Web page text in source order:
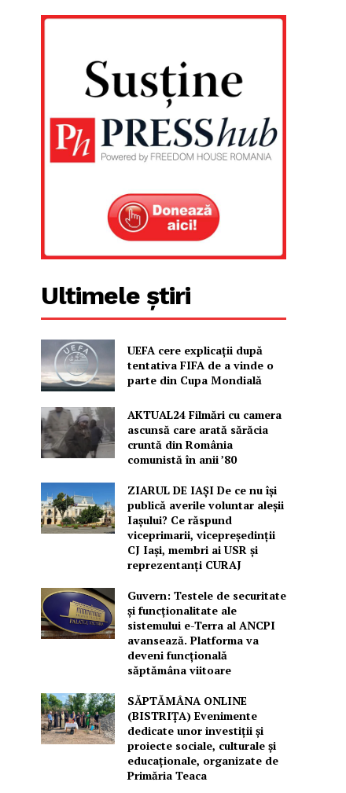
Ultimele știri
UEFA cere explicații după
tentativa FIFA de a vinde o
parte din Cupa Mondială
AKTUAL24 Filmări cu camera
ascunsă care arată sărăcia
cruntă din România
comunistă în anii ’80
ZIARUL DE IAȘI De ce nu își
publică averile voluntar aleșii
Iașului? Ce răspund
viceprimarii, vicepreședinții
CJ Iași, membri ai USR și
reprezentanți CURAJ
Guvern: Testele de securitate
și funcționalitate ale
sistemului e-Terra al ANCPI
avansează. Platforma va
deveni funcțională
săptămâna viitoare
SĂPTĂMÂNA ONLINE
(BISTRIȚA) Evenimente
dedicate unor investiții și
proiecte sociale, culturale și
educaționale, organizate de
Primăria Teaca